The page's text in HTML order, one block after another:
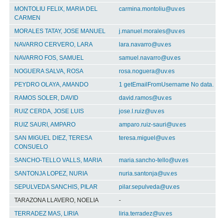
MONTOLIU FELIX, MARIA DEL
CARMEN
carmina.montoliu@uv.es
MORALES TATAY, JOSE MANUEL
j.manuel.morales@uv.es
NAVARRO CERVERO, LARA
lara.navarro@uv.es
NAVARRO FOS, SAMUEL
samuel.navarro@uv.es
NOGUERA SALVA, ROSA
rosa.noguera@uv.es
PEYDRO OLAYA, AMANDO
1 getEmailFromUsername No data.
RAMOS SOLER, DAVID
david.ramos@uv.es
RUIZ CERDA, JOSE LUIS
jose.l.ruiz@uv.es
RUIZ SAURI, AMPARO
amparo.ruiz-sauri@uv.es
SAN MIGUEL DIEZ, TERESA
CONSUELO
teresa.miguel@uv.es
SANCHO-TELLO VALLS, MARIA
maria.sancho-tello@uv.es
SANTONJA LOPEZ, NURIA
nuria.santonja@uv.es
SEPULVEDA SANCHIS, PILAR
pilar.sepulveda@uv.es
TARAZONA LLAVERO, NOELIA
-
TERRADEZ MAS, LIRIA
liria.terradez@uv.es